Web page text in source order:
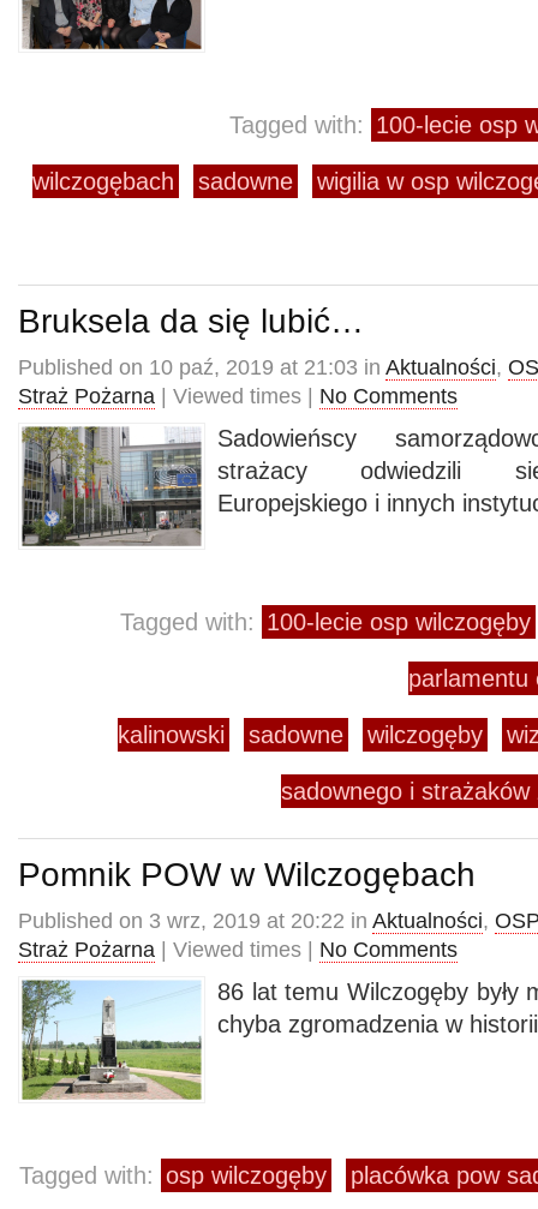
Tagged with: 100-lecie osp
wilczogębach sadowne wigilia w osp
Bruksela da się lubić…
Published on 10 paź, 2019 at 21:03 in Aktualności,
Straż Pożarna | Viewed times | No Comments
Sadowieńscy
strażacy odwiedzili
Europejskiego i innych
Tagged with: 100-lecie osp wilczogęby
parlamentu
kalinowski sadowne wilczogęby
sadownego i
Pomnik POW w Wilczogębach
Published on 3 wrz, 2019 at 20:22 in Aktualności,
Straż Pożarna | Viewed times | No Comments
86 lat temu Wilczogęby były
chyba zgromadzenia w
Tagged with: osp wilczogęby placówka pow